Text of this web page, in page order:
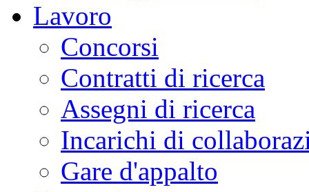
Lavoro
Concorsi
Contratti di ricerca
Assegni di ricerca
Incarichi di
Gare d'appalto